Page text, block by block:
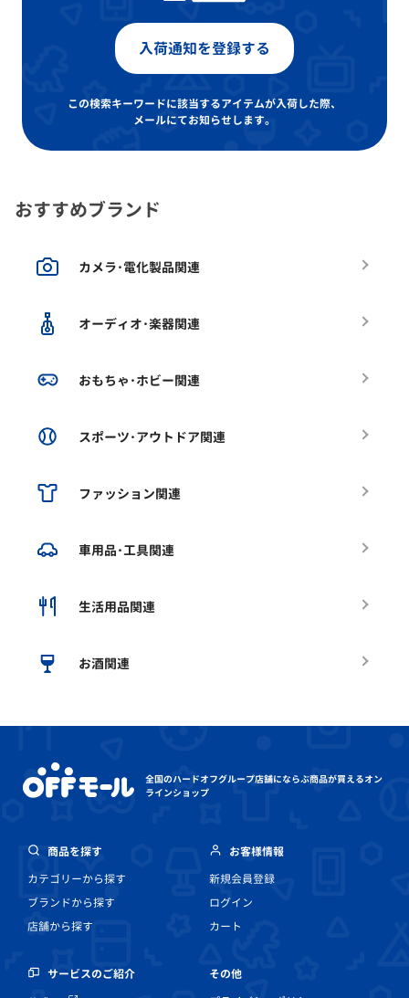
入荷通知を登録する
この検索キーワードに該当するアイテムが入荷した際、
メールにてお知らせします。
おすすめブランド
カメラ･電化製品関連
オーディオ･楽器関連
おもちゃ･ホビー関連
スポーツ･アウトドア関連
ファッション関連
車用品･工具関連
生活用品関連
お酒関連
全国のハードオフグループ店舗にならぶ商品が買えるオン
ラインショップ
商品を探す
カテゴリーから探す
ブランドから探す
店舗から探す
お客様情報
新規会員登録
ログイン
カート
サービスのご紹介
その他